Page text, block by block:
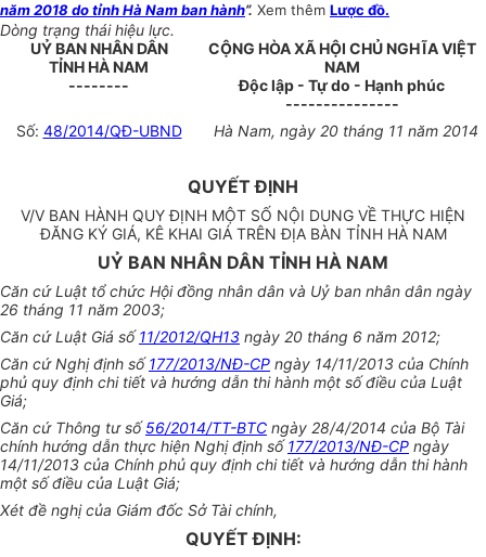
năm 2018 do tỉnh Hà Nam ban hành”. Xem thêm Lược đồ.
Dòng trạng thái hiệu lực.
UỶ BAN NHÂN DÂN
TỈNH HÀ NAM
--------
CỘNG HÒA XÃ HỘI CHỦ NGHĨA VIỆT
NAM
Độc lập - Tự do - Hạnh phúc
---------------
Số: 48/2014/QĐ-UBND Hà Nam, ngày 20 tháng 11 năm 2014
QUYẾT ĐỊNH
V/V BAN HÀNH QUY ĐỊNH MỘT SỐ NỘI DUNG VỀ THỰC HIỆN
ĐĂNG KÝ GIÁ, KÊ KHAI GIÁ TRÊN ĐỊA BÀN TỈNH HÀ NAM
UỶ BAN NHÂN DÂN TỈNH HÀ NAM
Căn cứ Luật tổ chức Hội đồng nhân dân và Uỷ ban nhân dân ngày
26 tháng 11 năm 2003;
Căn cứ Luật Giá số11/2012/QH13 ngày 20 tháng 6 năm 2012;
Căn cứ Nghị định số177/2013/NĐ-CP ngày 14/11/2013 của Chính
phủ quy định chi tiết và hướng dẫn thi hành một số điều của Luật
Giá;
Căn cứ Thông tư số56/2014/TT-BTC ngày 28/4/2014 của Bộ Tài
chính hướng dẫn thực hiện Nghị định số177/2013/NĐ-CP ngày
14/11/2013 của Chính phủ quy định chi tiết và hướng dẫn thi hành
một số điều của Luật Giá;
Xét đề nghị của Giám đốc Sở Tài chính,
QUYẾT ĐỊNH: